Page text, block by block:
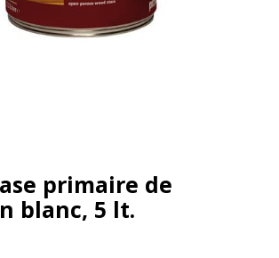
primaire de
blanc, 5 lt.